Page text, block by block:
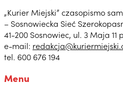
„Kurier Miejski” czasopismo
– Sosnowiecka Sieć
41-200 Sosnowiec, ul. 3 Maja 11
e-mail:
tel. 600 676 194
Menu